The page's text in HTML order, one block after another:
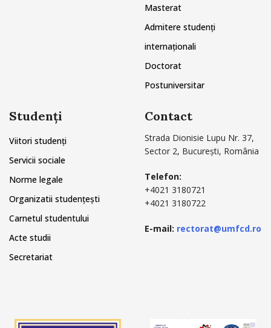
Masterat
Admitere studenți
internaționali
Doctorat
Postuniversitar
Studenți
Viitori studenți
Servicii sociale
Norme legale
Organizatii studențești
Carnetul studentului
Acte studii
Secretariat
Contact
Strada Dionisie Lupu Nr. 37,
Sector 2, București, România
Telefon:
+4021 3180721
+4021 3180722
E-mail: rectorat@umfcd.ro